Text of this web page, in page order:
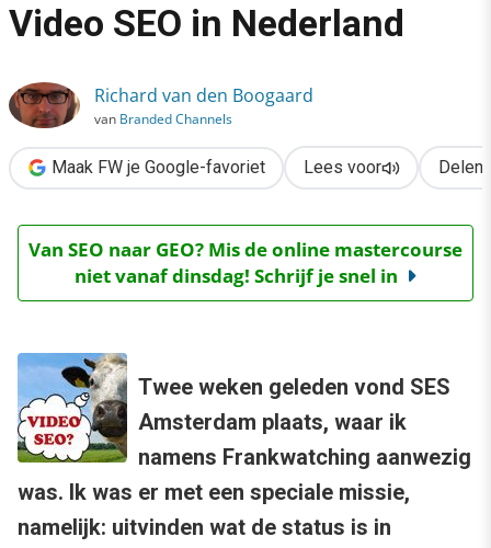
Marketing
Video SEO in Nederland
Video SEO in Nederland
Richard van den Boogaard
van Branded Channels
Maak FW je Google-favoriet Lees voor Delen
Van SEO naar GEO? Mis de online mastercourse
niet vanaf dinsdag! Schrijf je snel in
Twee weken geleden vond SES
Amsterdam plaats, waar ik
namens Frankwatching aanwezig
was. Ik was er met een speciale missie,
namelijk: uitvinden wat de status is in